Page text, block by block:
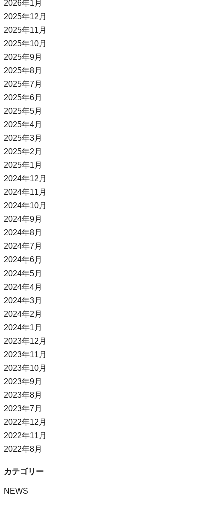
2026年1月
2025年12月
2025年11月
2025年10月
2025年9月
2025年8月
2025年7月
2025年6月
2025年5月
2025年4月
2025年3月
2025年2月
2025年1月
2024年12月
2024年11月
2024年10月
2024年9月
2024年8月
2024年7月
2024年6月
2024年5月
2024年4月
2024年3月
2024年2月
2024年1月
2023年12月
2023年11月
2023年10月
2023年9月
2023年8月
2023年7月
2022年12月
2022年11月
2022年8月
カテゴリー
NEWS